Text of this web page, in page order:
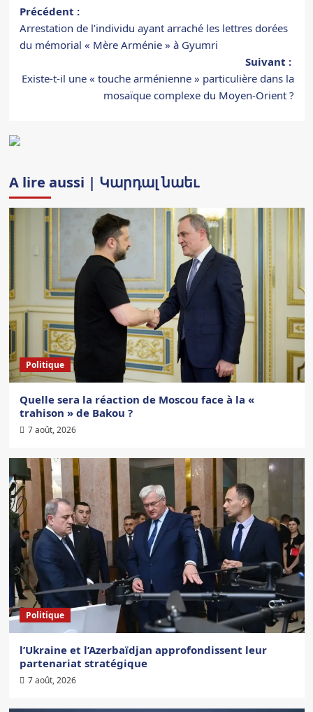
Navigation
d’article
Précédent :
Arrestation de l’individu ayant arraché les lettres dorées
du mémorial « Mère Arménie » à Gyumri
Suivant :
Existe-t-il une « touche arménienne » particulière dans la
mosaïque complexe du Moyen-Orient ?
A lire aussi | Կարդալ նաեւ
Politique
Quelle sera la réaction de Moscou face à la «
trahison » de Bakou ?
7 août, 2026
Politique
l’Ukraine et l’Azerbaïdjan approfondissent leur
partenariat stratégique
7 août, 2026